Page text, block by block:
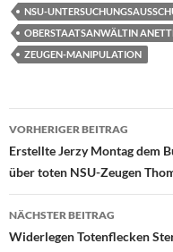
NSU-
OBERSTAATSANWÄLTIN
ZEUGEN-MANIPULATION
VORHERIGER BEITRAG
Erstellte Jerzy Montag dem
über toten NSU-Zeugen
NÄCHSTER BEITRAG
Widerlegen Totenflecken